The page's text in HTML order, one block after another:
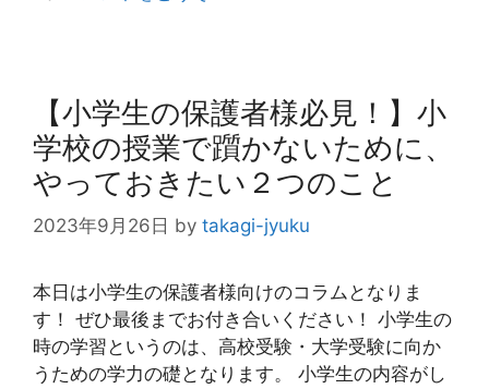
【小学生の保護者様必見！】小
学校の授業で躓かないために、
やっておきたい２つのこと
2023年9月26日 by takagi-jyuku
本日は小学生の保護者様向けのコラムとなりま
す！ ぜひ最後までお付き合いください！ 小学生の
時の学習というのは、高校受験・大学受験に向か
うための学力の礎となります。 小学生の内容がし